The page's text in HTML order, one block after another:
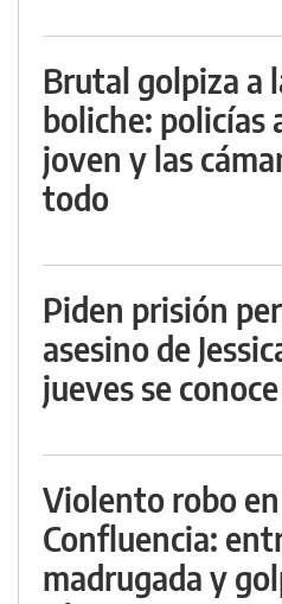
Brutal golpiza a
boliche: policías
joven y las
todo
Piden prisión
asesino de
jueves se
Violento robo
Confluencia:
madrugada y